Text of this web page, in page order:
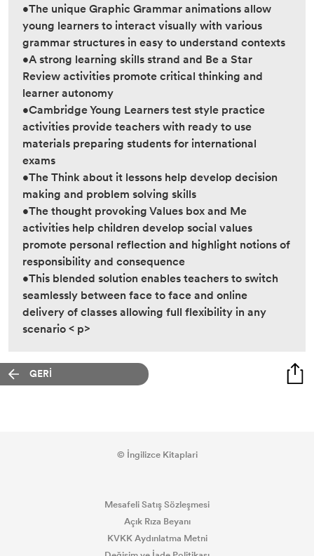
•The unique Graphic Grammar animations allow
young learners to interact visually with various
grammar structures in easy to understand contexts
•A strong learning skills strand and Be a Star
Review activities promote critical thinking and
learner autonomy
•Cambridge Young Learners test style practice
activities provide teachers with ready to use
materials preparing students for international
exams
•The Think about it lessons help develop decision
making and problem solving skills
•The thought provoking Values box and Me
activities help children develop social values
promote personal reflection and highlight notions of
responsibility and consequence
•This blended solution enables teachers to switch
seamlessly between face to face and online
delivery of classes allowing full flexibility in any
scenario < p>
GERİ
© İngilizce Kitaplari
Mesafeli Satış Sözleşmesi
Açık Rıza Beyanı
KVKK Aydınlatma Metni